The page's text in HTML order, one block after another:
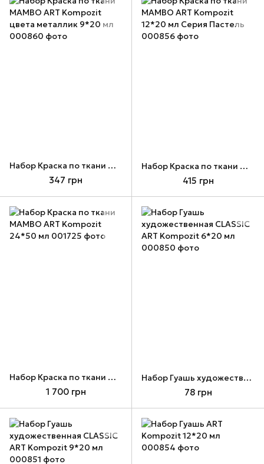
Набор Краска по ткани МАМВО ART Kompozit цвета металлик 9*20 мл
347 грн
Набор Краска по ткани МАМВО ART Kompozit 12*20 мл Серия Пастель
415 грн
Набор Краска по ткани МАМВО ART Kompozit 24*50 мл
1 700 грн
Набор Гуашь художественная CLASSIC ART Kompozit 6*20 мл
78 грн